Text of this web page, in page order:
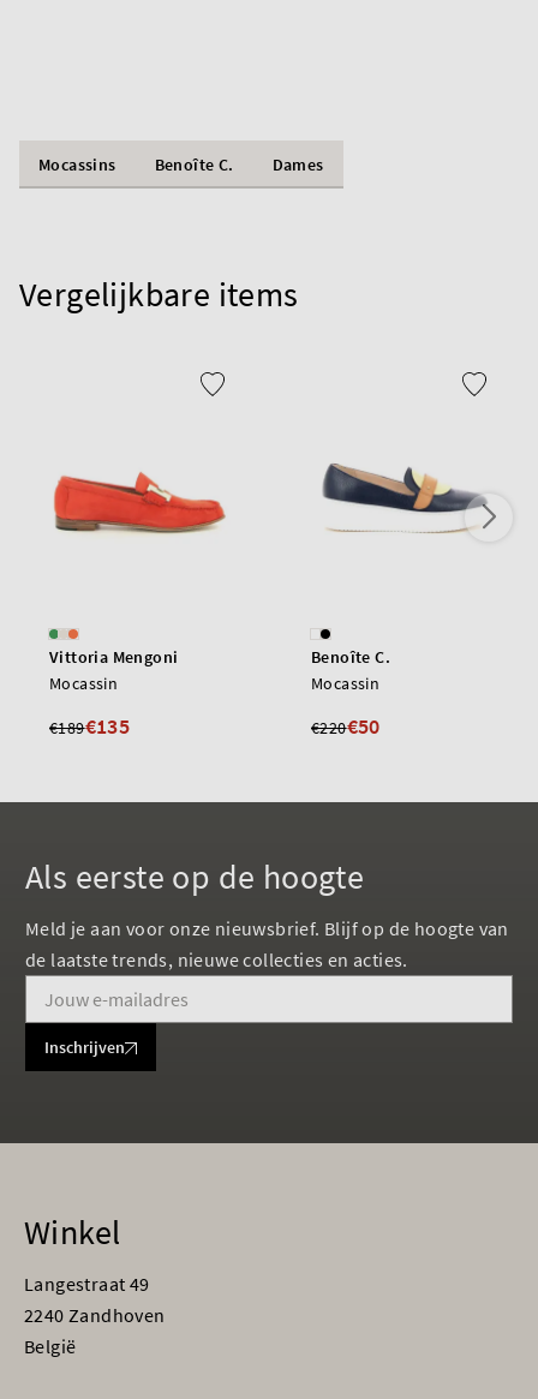
Mocassins Benoîte C. Dames
Vergelijkbare items
Vittoria Mengoni
Mocassin
€189€135
Benoîte C.
Mocassin
€220€50
Als eerste op de hoogte
Meld je aan voor onze nieuwsbrief. Blijf op de hoogte van
de laatste trends, nieuwe collecties en acties.
Inschrijven
Winkel
Langestraat 49
2240 Zandhoven
België